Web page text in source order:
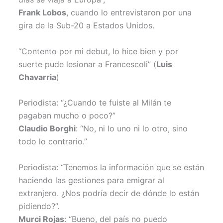
Frank Lobos, cuando lo entrevistaron por una
gira de la Sub-20 a Estados Unidos.
“Contento por mi debut, lo hice bien y por
suerte pude lesionar a Francescoli” (Luis
Chavarria)
Periodista: “¿Cuando te fuiste al Milán te
pagaban mucho o poco?”
Claudio Borghi: “No, ni lo uno ni lo otro, sino
todo lo contrario.”
Periodista: “Tenemos la información que se están
haciendo las gestiones para emigrar al
extranjero. ¿Nos podría decir de dónde lo están
pidiendo?”.
Murci Rojas: “Bueno, del país no puedo